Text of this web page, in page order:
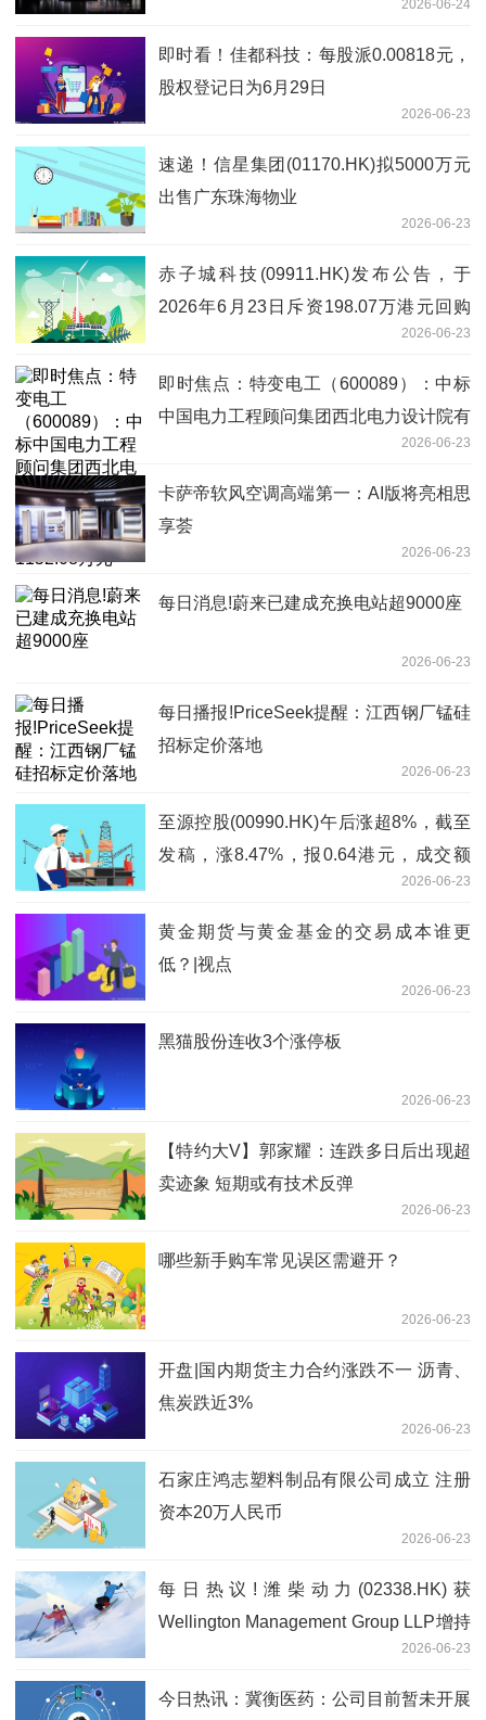
2026-06-24
即时看！佳都科技：每股派0.00818元，
股权登记日为6月29日
2026-06-23
速递！信星集团(01170.HK)拟5000万元
出售广东珠海物业
2026-06-23
赤子城科技(09911.HK)发布公告，于
2026年6月23日斥资198.07万港元回购
2026-06-23
即时焦点：特变电工（600089）：中标
中国电力工程顾问集团西北电力设计院有
限公司采购项目，中标金额为1152.08万
元
2026-06-23
卡萨帝软风空调高端第一：AI版将亮相思
享荟
2026-06-23
每日消息!蔚来已建成充换电站超9000座
2026-06-23
每日播报!PriceSeek提醒：江西钢厂锰硅
招标定价落地
2026-06-23
至源控股(00990.HK)午后涨超8%，截至
发稿，涨8.47%，报0.64港元，成交额
2026-06-23
黄金期货与黄金基金的交易成本谁更
低？|视点
2026-06-23
黑猫股份连收3个涨停板
2026-06-23
【特约大V】郭家耀：连跌多日后出现超
卖迹象 短期或有技术反弹
2026-06-23
哪些新手购车常见误区需避开？
2026-06-23
开盘|国内期货主力合约涨跌不一 沥青、
焦炭跌近3%
2026-06-23
石家庄鸿志塑料制品有限公司成立 注册
资本20万人民币
2026-06-23
每日热议!潍柴动力(02338.HK)获
Wellington Management Group LLP增持
2026-06-23
今日热讯：冀衡医药：公司目前暂未开展